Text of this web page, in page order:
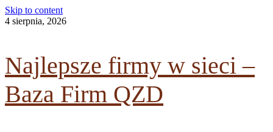
Skip to content
4 sierpnia, 2026
Najlepsze firmy w sieci –
Baza Firm QZD